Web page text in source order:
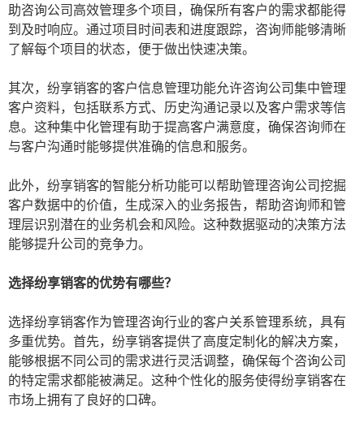
助咨询公司高效管理多个项目，确保所有客户的需求都能得
到及时响应。通过项目时间表和进度跟踪，咨询师能够清晰
了解每个项目的状态，便于做出快速决策。
其次，纷享销客的客户信息管理功能允许咨询公司集中管理
客户资料，包括联系方式、历史沟通记录以及客户需求等信
息。这种集中化管理有助于提高客户满意度，确保咨询师在
与客户沟通时能够提供准确的信息和服务。
此外，纷享销客的智能分析功能可以帮助管理咨询公司挖掘
客户数据中的价值，生成深入的业务报告，帮助咨询师和管
理层识别潜在的业务机会和风险。这种数据驱动的决策方法
能够提升公司的竞争力。
选择纷享销客的优势有哪些？
选择纷享销客作为管理咨询行业的客户关系管理系统，具有
多重优势。首先，纷享销客提供了高度定制化的解决方案，
能够根据不同公司的需求进行灵活调整，确保每个咨询公司
的特定需求都能被满足。这种个性化的服务使得纷享销客在
市场上拥有了良好的口碑。